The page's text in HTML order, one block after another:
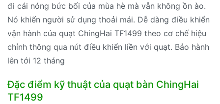
đi cái nóng bức bối của mùa hè mà vẫn không ồn ào.
Nó khiến người sử dụng thoải mái. Dễ dàng điều khiển
vận hành của quạt ChingHai TF1499 theo cơ chế hiệu
chỉnh thông qua nút điều khiển liền với quạt. Bảo hành
lên tới 12 tháng
Đặc điểm kỹ thuật của quạt bàn ChingHai
TF1499